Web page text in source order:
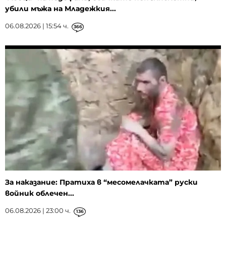
убили мъжа на Младежкия...
06.08.2026 | 15:54 ч. 366
За наказание: Пратиха в “месомелачката” руски
войник облечен...
06.08.2026 | 23:00 ч. 136